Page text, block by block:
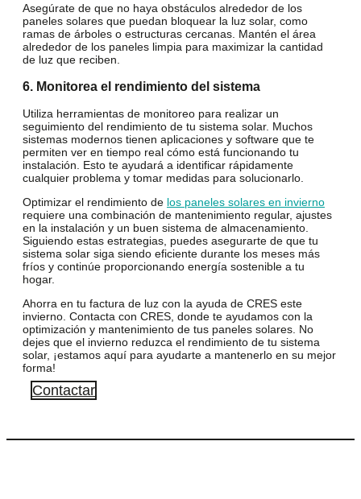
Asegúrate de que no haya obstáculos alrededor de los
paneles solares que puedan bloquear la luz solar, como
ramas de árboles o estructuras cercanas. Mantén el área
alrededor de los paneles limpia para maximizar la cantidad
de luz que reciben.
6. Monitorea el rendimiento del sistema
Utiliza herramientas de monitoreo para realizar un
seguimiento del rendimiento de tu sistema solar. Muchos
sistemas modernos tienen aplicaciones y software que te
permiten ver en tiempo real cómo está funcionando tu
instalación. Esto te ayudará a identificar rápidamente
cualquier problema y tomar medidas para solucionarlo.
Optimizar el rendimiento de los paneles solares en invierno
requiere una combinación de mantenimiento regular, ajustes
en la instalación y un buen sistema de almacenamiento.
Siguiendo estas estrategias, puedes asegurarte de que tu
sistema solar siga siendo eficiente durante los meses más
fríos y continúe proporcionando energía sostenible a tu
hogar.
Ahorra en tu factura de luz con la ayuda de CRES este
invierno. Contacta con CRES, donde te ayudamos con la
optimización y mantenimiento de tus paneles solares. No
dejes que el invierno reduzca el rendimiento de tu sistema
solar, ¡estamos aquí para ayudarte a mantenerlo en su mejor
forma!
Contactar